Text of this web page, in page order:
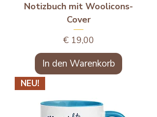
Notizbuch mit Woolicons-
Cover
Preis
€ 19,00
In den Warenkorb
NEU!